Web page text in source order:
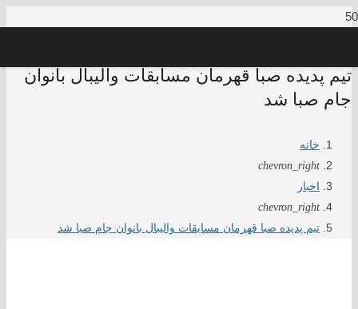
️تیم پدیده صبا قهرمان مسابقات والیبال بانوان
جام صبا شد
خانه
chevron_right
اخبار
chevron_right
️تیم پدیده صبا قهرمان مسابقات والیبال بانوان جام صبا شد